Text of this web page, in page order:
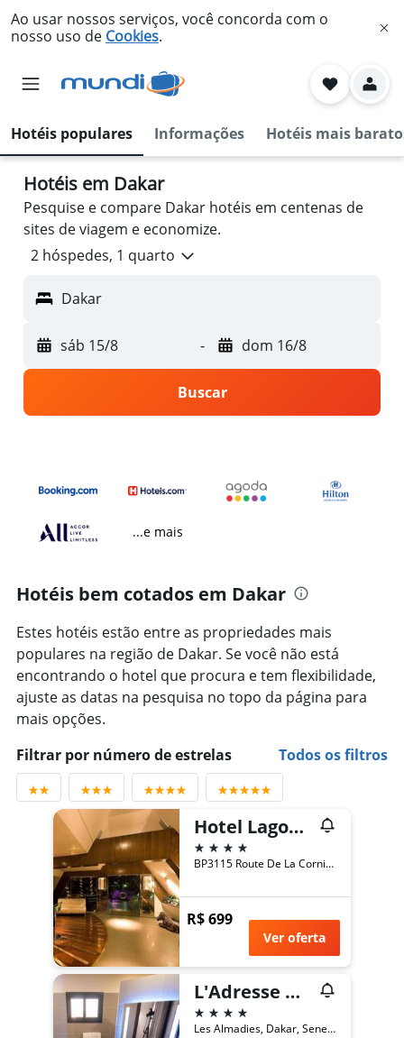
Ao usar nossos serviços, você concorda com o
nosso uso de Cookies.
Hotéis populares Informações Hotéis mais
Hotéis em Dakar
Pesquise e compare Dakar hotéis em centenas de
sites de viagem e economize.
2 hóspedes, 1 quarto
Dakar
sáb 15/8 - dom 16/8
Buscar
...e mais
Hotéis bem cotados em Dakar
Estes hotéis estão entre as propriedades mais
populares na região de Dakar. Se você não está
encontrando o hotel que procura e tem flexibilidade,
ajuste as datas na pesquisa no topo da página para
mais opções.
Filtrar por número de estrelas
Todos os filtros
Hotel Lagon 2
4 estrelas
BP3115 Route De La Corniche Est Dakar Senegal, Dakar, Senegal
R$ 699
Ver oferta
L'Adresse Dakar
4 estrelas
Les Almadies, Dakar, Senegal